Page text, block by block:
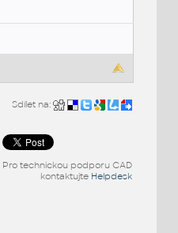
Sdílet na:
Pro technickou podporu CAD
kontaktujte Helpdesk